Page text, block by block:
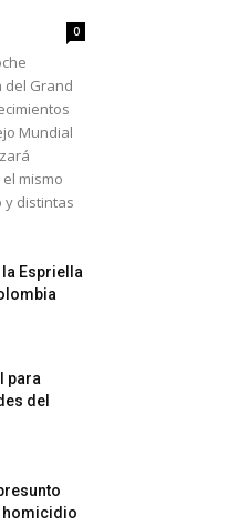
0
del Grand
Mundial
mismo
y distintas
Espriella
para
del
homicidio